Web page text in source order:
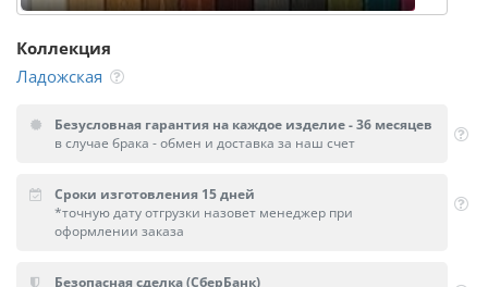
Коллекция
Ладожская
Безусловная гарантия на каждое изделие - 36 месяцев
в случае брака - обмен и доставка за наш счет
Сроки изготовления 15 дней
*точную дату отгрузки назовет менеджер при
оформлении заказа
Безопасная сделка (СберБанк)